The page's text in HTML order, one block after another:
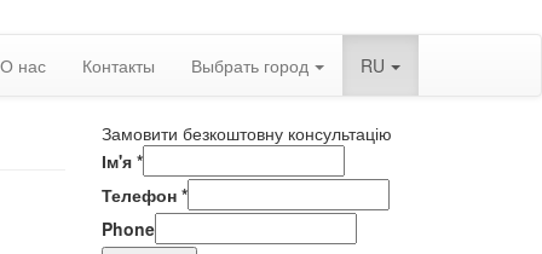
О нас Контакты Выбрать город RU
Замовити безкоштовну консультацію
Ім'я *
Телефон *
Phone